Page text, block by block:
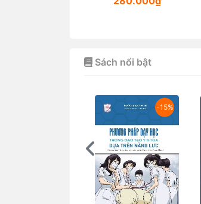
Sách nổi bật
-15%